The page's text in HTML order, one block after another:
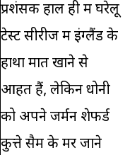
प्रशंसक हाल ही में घरेलू
टेस्ट सीरीज में इंग्लैंड के
हाथों मात खाने से
आहत हैं, लेकिन धोनी
को अपने जर्मन शेफर्ड
कुत्ते सैम के मर जाने